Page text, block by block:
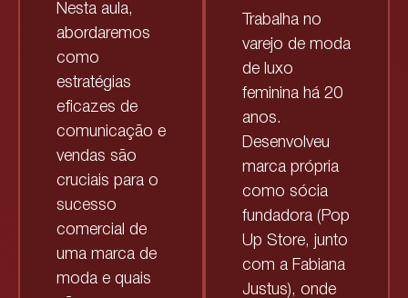
Nesta aula,
abordaremos
como
estratégias
eficazes de
comunicação e
vendas são
cruciais para o
sucesso
comercial de
uma marca de
moda e quais
Trabalha no
varejo de moda
de luxo
feminina há 20
anos.
Desenvolveu
marca própria
como sócia
fundadora (Pop
Up Store, junto
com a Fabiana
Justus), onde